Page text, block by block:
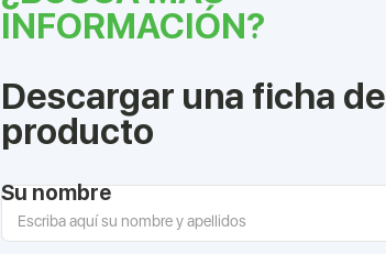
INFORMACIÓN?
Descargar una ficha de
producto
Su nombre